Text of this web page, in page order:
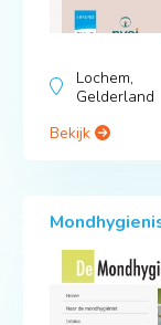
Lochem,
Gelderland
Bekijk